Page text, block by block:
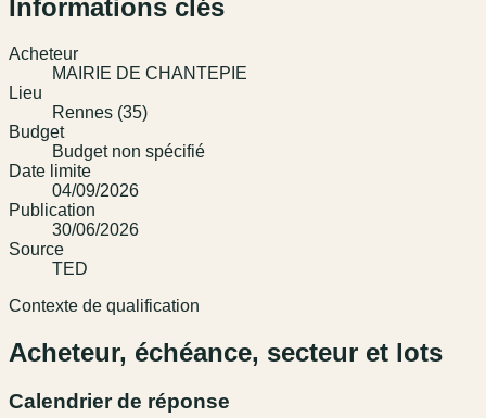
Informations clés
Acheteur
MAIRIE DE CHANTEPIE
Lieu
Rennes (35)
Budget
Budget non spécifié
Date limite
04/09/2026
Publication
30/06/2026
Source
TED
Contexte de qualification
Acheteur, échéance, secteur et lots
Calendrier de réponse